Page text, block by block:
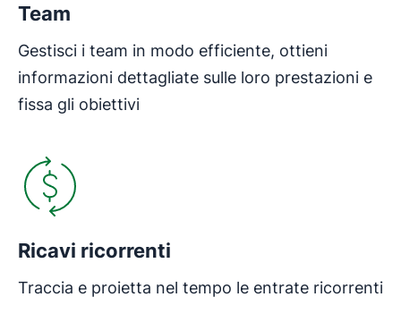
Team
Gestisci i team in modo efficiente, ottieni
informazioni dettagliate sulle loro prestazioni e
fissa gli obiettivi
Ricavi ricorrenti
Traccia e proietta nel tempo le entrate ricorrenti